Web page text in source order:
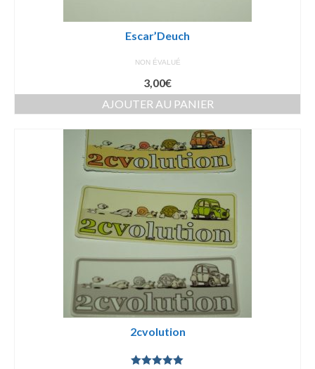
Escar’Deuch
NON ÉVALUÉ
3,00€
AJOUTER AU PANIER
2cvolution